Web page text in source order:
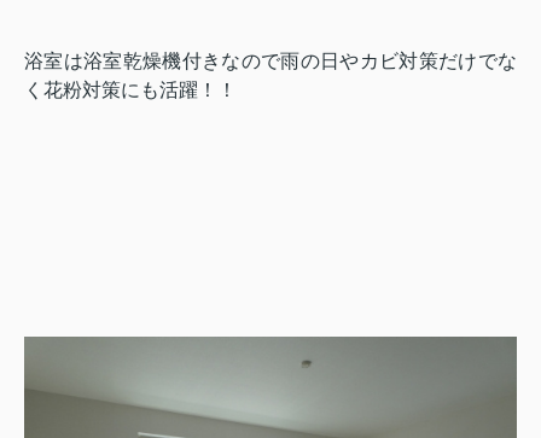
浴室は浴室乾燥機付きなので雨の日やカビ対策だけでな
く花粉対策にも活躍！！